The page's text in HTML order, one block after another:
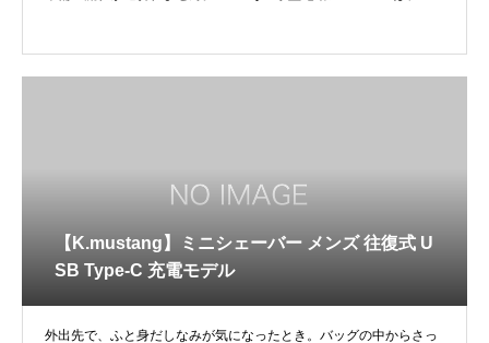
【K.mustang】ミニシェーバー メンズ 往復式 U
SB Type-C 充電モデル
外出先で、ふと身だしなみが気になったとき。バッグの中からさっ